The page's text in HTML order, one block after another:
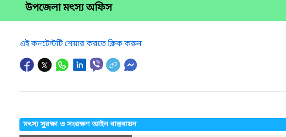
উপজেলা মৎস্য অফিস
এই কনটেন্টটি শেয়ার করতে ক্লিক করুন
মৎস্য সুরক্ষা ও সংরক্ষণ আইন বাস্তবায়ন